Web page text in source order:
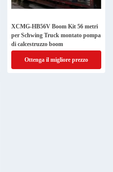
XCMG-HB56V Boom Kit 56 metri
per Schwing Truck montato pompa
di calcestruzzo boom
Ottenga il migliore prezzo